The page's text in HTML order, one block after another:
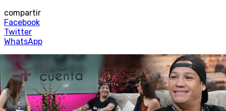
compartir
Facebook
Twitter
WhatsApp